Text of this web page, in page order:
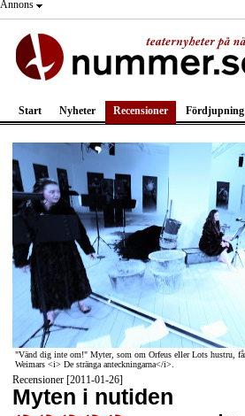
Annons
Start Nyheter Recensioner Fördjupning
"Vänd dig inte om!" Myter, som om Orfeus eller Lots hustru,
Weimars <i> De stränga anteckningarna</i>.
Recensioner [2011-01-26]
Myten i nutiden